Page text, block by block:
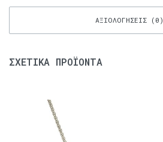
ΑΞΙΟΛΟΓΉΣΕΙΣ (0)
ΣΧΕΤΙΚΆ ΠΡΟΪΌΝΤΑ